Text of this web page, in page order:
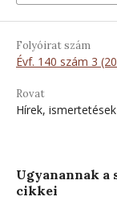
Folyóirat szám
Évf. 140 szám 3
Rovat
Hírek, ismertetések
Ugyanannak a
cikkei